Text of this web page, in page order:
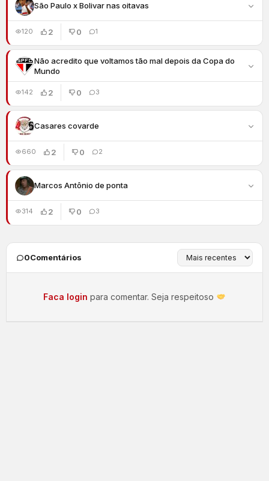
São Paulo x Bolivar nas oitavas
120 2 0 1
Não acredito que voltamos tão mal depois da Copa do
Mundo
142 2 0 3
Casares covarde
660 2 0 2
Marcos Antônio de ponta
314 2 0 3
0Comentários
Faca login para comentar. Seja respeitoso